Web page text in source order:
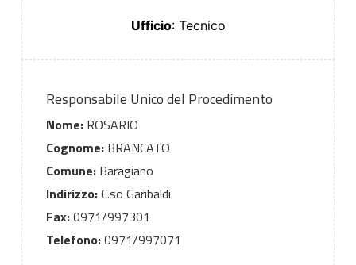
Ufficio: Tecnico
Responsabile Unico del Procedimento
Nome:ROSARIO
Cognome:BRANCATO
Comune:Baragiano
Indirizzo:C.so Garibaldi
Fax:0971/997301
Telefono:0971/997071